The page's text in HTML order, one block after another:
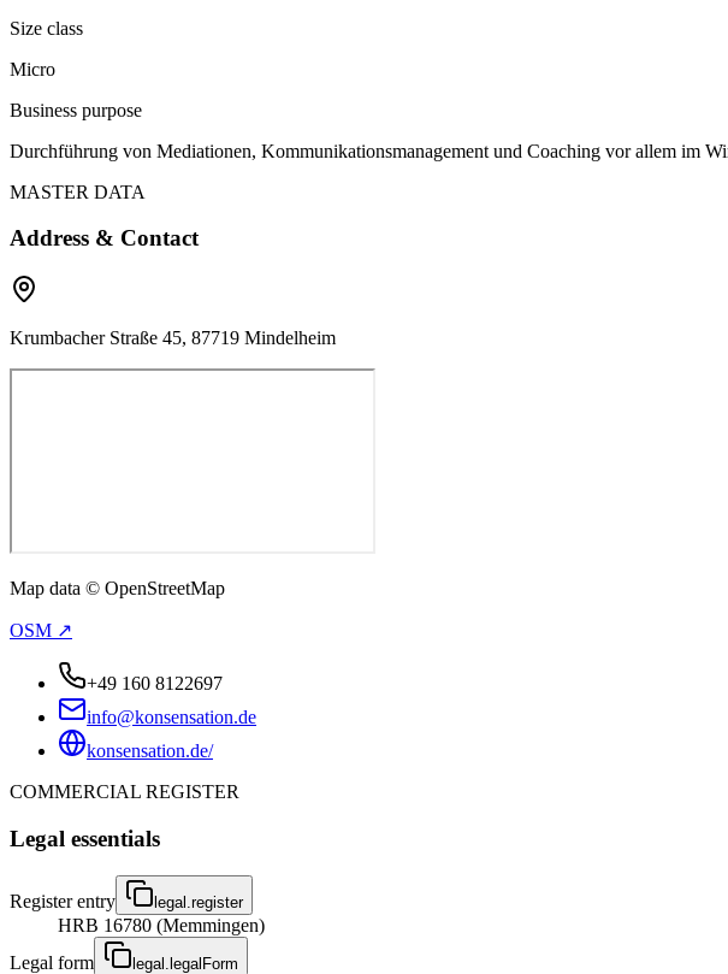
Size class
Micro
Business purpose
Durchführung von Mediationen, Kommunikationsmanagement und Coaching vor allem im
MASTER DATA
Address & Contact
Krumbacher Straße 45, 87719 Mindelheim
Map data © OpenStreetMap
OSM ↗
+49 160 8122697
info@konsensation.de
konsensation.de/
COMMERCIAL REGISTER
Legal essentials
Register entry legal.register
HRB 16780 (Memmingen)
Legal form
legal.legalForm